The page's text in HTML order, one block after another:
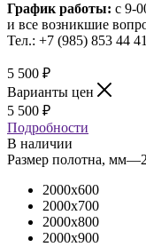
График работы: с 9-
и все возникшие
Тел.: +7 (985) 853 44 41
5 500 ₽
Варианты цен
5 500 ₽
Подробности
В наличии
Размер полотна, мм—
2000x600
2000x700
2000x800
2000x900